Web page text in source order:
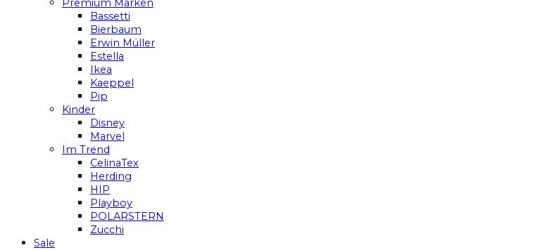
Premium Marken
Bassetti
Bierbaum
Erwin Müller
Estella
Ikea
Kaeppel
Pip
Kinder
Disney
Marvel
Im Trend
CelinaTex
Herding
HIP
Playboy
POLARSTERN
Zucchi
Sale